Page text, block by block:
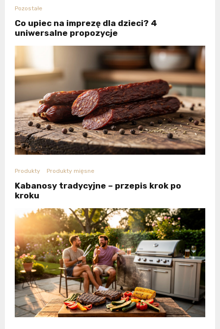
Pozostałe
Co upiec na imprezę dla dzieci? 4
uniwersalne propozycje
Produkty Produkty mięsne
Kabanosy tradycyjne – przepis krok po
kroku